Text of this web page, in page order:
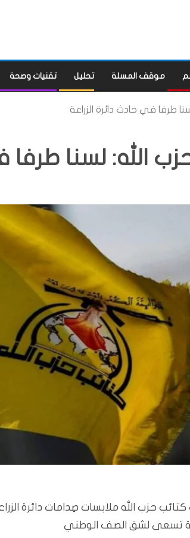
موقف المسلة تحليل تقنيات وصحة
طرفا في حادث دائرة الزراعة
الله: لسنا طرفا
حزب الله ملابسات صِدامات دائرة
تسعى لشق الصف الوطني